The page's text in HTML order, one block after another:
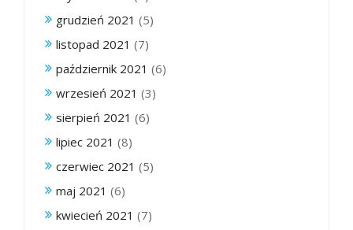
grudzień 2021 (5)
listopad 2021 (7)
październik 2021 (6)
wrzesień 2021 (3)
sierpień 2021 (6)
lipiec 2021 (8)
czerwiec 2021 (5)
maj 2021 (6)
kwiecień 2021 (7)